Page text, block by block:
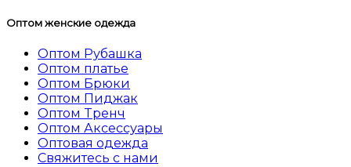
Оптом женские одежда
Оптом Рубашка
Оптом платье
Оптом Брюки
Оптом Пиджак
Оптом Tренч
Оптом Аксессуары
Оптовая одежда
Свяжитесь с нами